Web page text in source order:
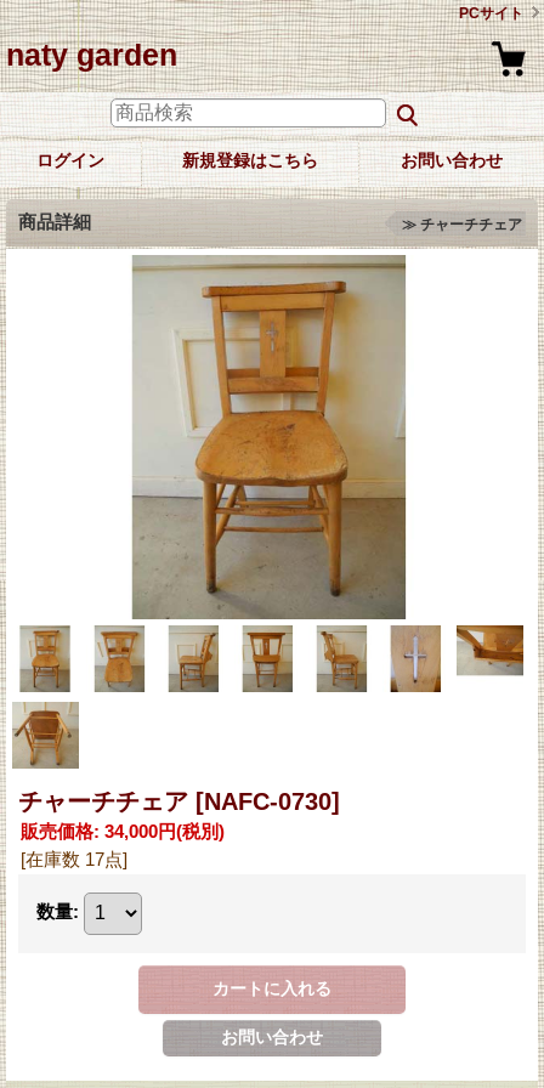
PCサイト
naty garden
ログイン 新規登録はこちら お問い合わせ
商品詳細 ≫ チャーチチェア
チャーチチェア [NAFC-0730]
販売価格: 34,000円(税別)
[在庫数 17点]
数量: